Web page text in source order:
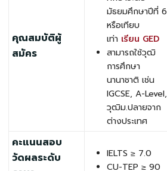
คุณสมบัติผู้
สมัคร
มัธยมศึกษาปีที่ 6
หรือเทียบ
เท่า เรียน GED
สามารถใช้วุฒิ
การศึกษา
นานาชาติ เช่น
IGCSE, A-Level,
วุฒิม.ปลายจาก
ต่างประเทศ
คะแนนสอบ
วัดผลระดับ
IELTS ≥ 7.0
CU-TEP ≥ 90